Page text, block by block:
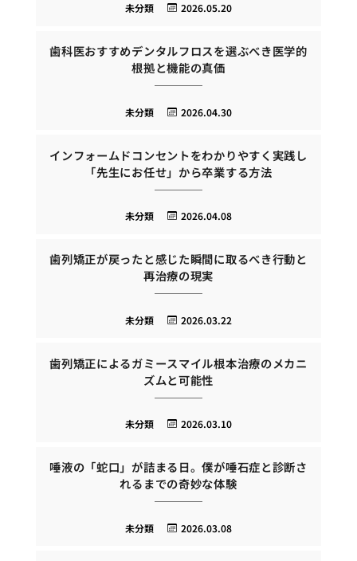
2026.05.20
未分類
歯科医おすすめデンタルフロスを選ぶべき医学的
根拠と機能の真価
2026.04.30
未分類
インフォームドコンセントをわかりやすく実践し
「先生にお任せ」から卒業する方法
2026.04.08
未分類
歯列矯正が戻ったと感じた瞬間に取るべき行動と
再治療の現実
2026.03.22
未分類
歯列矯正によるガミースマイル根本治療のメカニ
ズムと可能性
2026.03.10
未分類
唾液の「蛇口」が詰まる日。僕が唾石症と診断さ
れるまでの奇妙な体験
2026.03.08
未分類